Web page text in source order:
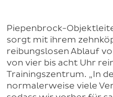
Piepenbrock-
sorgt mit ihrem
reibungslosen Ablauf
von vier bis acht Uhr
Trainingszentrum. „In
normalerweise viele